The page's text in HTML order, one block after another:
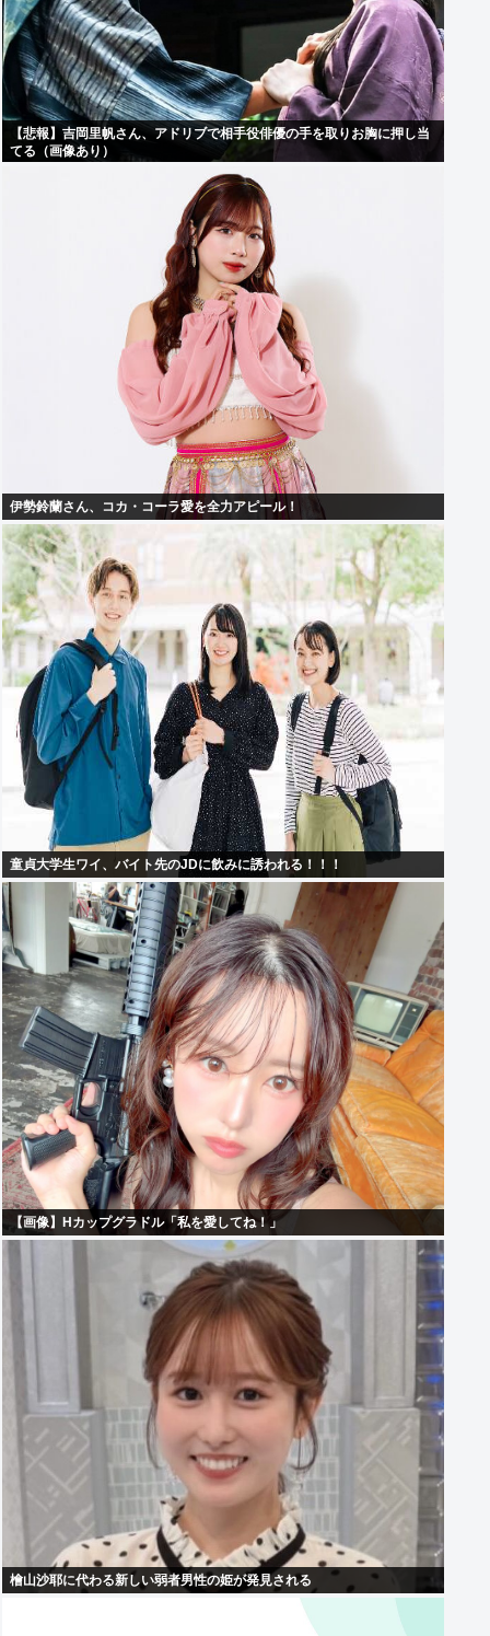
【悲報】吉岡里帆さん、アドリブで相手役俳優の手を取りお胸に押し当
てる（画像あり）
伊勢鈴蘭さん、コカ・コーラ愛を全力アピール！
童貞大学生ワイ、バイト先のJDに飲みに誘われる！！！
【画像】Hカップグラドル「私を愛してね！」
檜山沙耶に代わる新しい弱者男性の姫が発見される